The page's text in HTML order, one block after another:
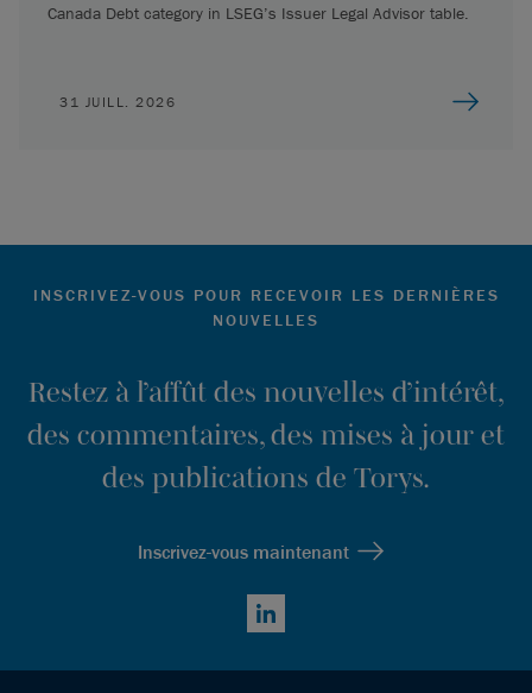
Canada Debt category in LSEG’s Issuer Legal Advisor table.
31 JUILL. 2026
INSCRIVEZ-VOUS POUR RECEVOIR LES DERNIÈRES
NOUVELLES
Restez à l’affût des nouvelles d’intérêt,
des commentaires, des mises à jour et
des publications de Torys.
Inscrivez-vous maintenant
LinkedIn